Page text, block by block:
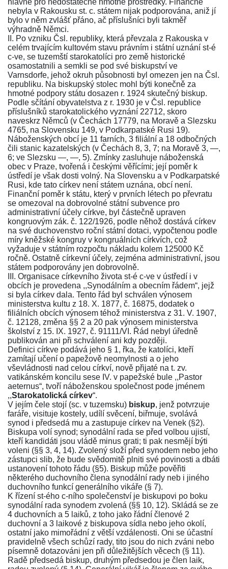
hlavně pro nedostatečné hmotné prostředky. Finančně
nebyla v Rakousku st. c. státem nijak podporována, aniž jí
bylo v něm zvlášť přáno, ač příslušníci byli takměř
výhradně Němci.
II. Po vzniku Čsl. republiky, která převzala z Rakouska v
celém trvajícím kultovém stavu právním i státní uznání st-é
c-ve, se tuzemští starokatolíci pro země historické
osamostatnili a semkli se pod své biskupství ve
Varnsdorfe, jehož okruh působnosti byl omezen jen na Čsl.
republiku. Na biskupský stolec mohl býti konečně za
hmotné podpory státu dosazen r. 1924 skutečný biskup.
Podle sčítání obyvatelstva z r. 1930 je v Čsl. republice
příslušníků starokatolického vyznání 22712, skoro
naveskrz Němců (v Čechách 17779, na Moravě a Slezsku
4765, na Slovensku 149, v Podkarpatské Rusi 19).
Náboženských obcí je 11 farních, 3 filiální a 18 odbočných
čili stanic kazatelských (v Čechách 8, 3, 7; na Moravě 3, —,
6; ve Slezsku —, —, 5). Zmínky zasluhuje náboženská
obec v Praze, tvořená i českými věřícími; její poměr k
ústředí je však dosti volný. Na Slovensku a v Podkarpatské
Rusi, kde tato církev není státem uznána, obcí není.
Finanční poměr k státu, který v prvních létech po převratu
se omezoval na dobrovolné státní subvence pro
administrativní účely církve, byl částečně upraven
kongruovým zák. č. 122/1926, podle něhož dostává církev
na své duchovenstvo roční státní dotaci, vypočtenou podle
míry kněžské kongruy v kongruálních církvích, což
vyžaduje v státním rozpočtu nákladu kolem 125000 Kč
ročně. Ostatně církevní účely, zejména administrativní, jsou
státem podporovány jen dobrovolně.
III. Organisace církevního života st-é c-ve v ústředí i v
obcích je provedena ,,Synodálním a obecním řádem“, jejž
si byla církev dala. Tento řád byl schválen výnosem
ministerstva kultu z 18. X. 1877, č. 16875, dodatek o
filiálních obcích výnosem téhož ministerstva z 31. V. 1907,
č. 12128, změna §§ 2 a 20 pak výnosem ministerstva
školství z 15. IX. 1927, č. 91111/VI. Řád nebyl úředně
publikován ani při schválení ani kdy později.
Definici církve podává jeho § 1, řka, že katolíci, kteří
zamítají učení o papežově neomylnosti a o jeho
vševládnosti nad celou církví, nově přijaté na t. zv.
vatikánském koncilu sese IV. v papežské bule ,,Pastor
aeternus“, tvoří náboženskou společnost pode jménem
,,Starokatolická církev“.
V jejím čele stojí (sc. v tuzemsku) biskup, jenž potvrzuje
faráře, visituje kostely, udílí svěcení, biřmuje, svolává
synod i předsedá mu a zastupuje církev na Venek (§2).
Biskupa volí synod; synodální rada se před volbou ujistí,
kteří kandidáti jsou vládě minus grati; ti pak nesmějí býti
voleni (§§ 3, 4, 14). Zvolený složí před synodem nebo jeho
zástupci slib, že bude svědomitě plniti své povinosti a dbáti
ustanovení tohoto řádu (§5). Biskup může pověřiti
některého duchovního člena synodální rady neb i jiného
duchovního funkcí generálního vikáře (§ 7).
K řízení st-ého c-ního společenství je biskupovi po boku
synodální rada synodem zvolená (§§ 10, 12). Skládá se ze
4 duchovních a 5 laiků, z toho jako řádní členové 2
duchovní a 3 laikové z biskupova sídla nebo jeho okolí,
ostatní jako mimořádní z větší vzdálenosti. Oni se účastní
pravidelně všech schůzí rady, tito jsou do nich zváni nebo
písemně dotazováni jen při důležitějších věcech (§ 11).
Radě předsedá biskup, druhým předsedou je člen laik,